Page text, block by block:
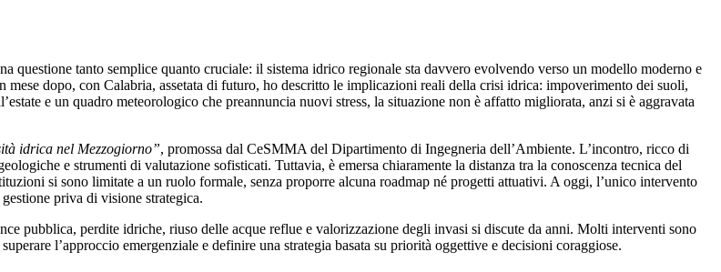
questione tanto semplice quanto cruciale: il sistema idrico regionale sta davvero evolvendo verso un modello moderno e
dopo, con Calabria, assetata di futuro, ho descritto le implicazioni reali della crisi idrica: impoverimento dei suoli,
e un quadro meteorologico che preannuncia nuovi stress, la situazione non è affatto migliorata, anzi si è aggravata
idrica nel Mezzogiorno”, promossa dal CeSMMA del Dipartimento di Ingegneria dell’Ambiente. L’incontro, ricco di
e strumenti di valutazione sofisticati. Tuttavia, è emersa chiaramente la distanza tra la conoscenza tecnica del
si sono limitate a un ruolo formale, senza proporre alcuna roadmap né progetti attuativi. A oggi, l’unico intervento
priva di visione strategica.
pubblica, perdite idriche, riuso delle acque reflue e valorizzazione degli invasi si discute da anni. Molti interventi sono
l’approccio emergenziale e definire una strategia basata su priorità oggettive e decisioni coraggiose.